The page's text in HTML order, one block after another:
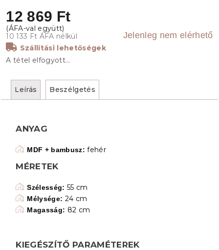
12 869 Ft
10 133 Ft ÁFA nélkül Jelenleg nem elérhető
Szállítási lehetőségek
A tétel elfogyott…
Leírás Beszélgetés
ANYAG
MDF + bambusz: fehér
MÉRETEK
Szélesség: 55 cm
Mélysége: 24 cm
Magasság: 82 cm
KIEGÉSZÍTŐ PARAMÉTEREK